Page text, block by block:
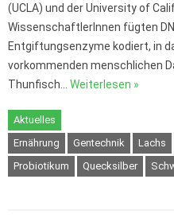
(UCLA) und der University of
WissenschaftlerInnen fügten
Entgiftungsenzyme kodiert, in
vorkommenden menschlichen
Thunfisch… Weiterlesen »
Aktuelles
Ernährung
Gentechnik Lachs
Probiotikum
Quecksilber